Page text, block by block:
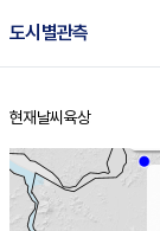
도시별관측
홈
현재날씨 육상